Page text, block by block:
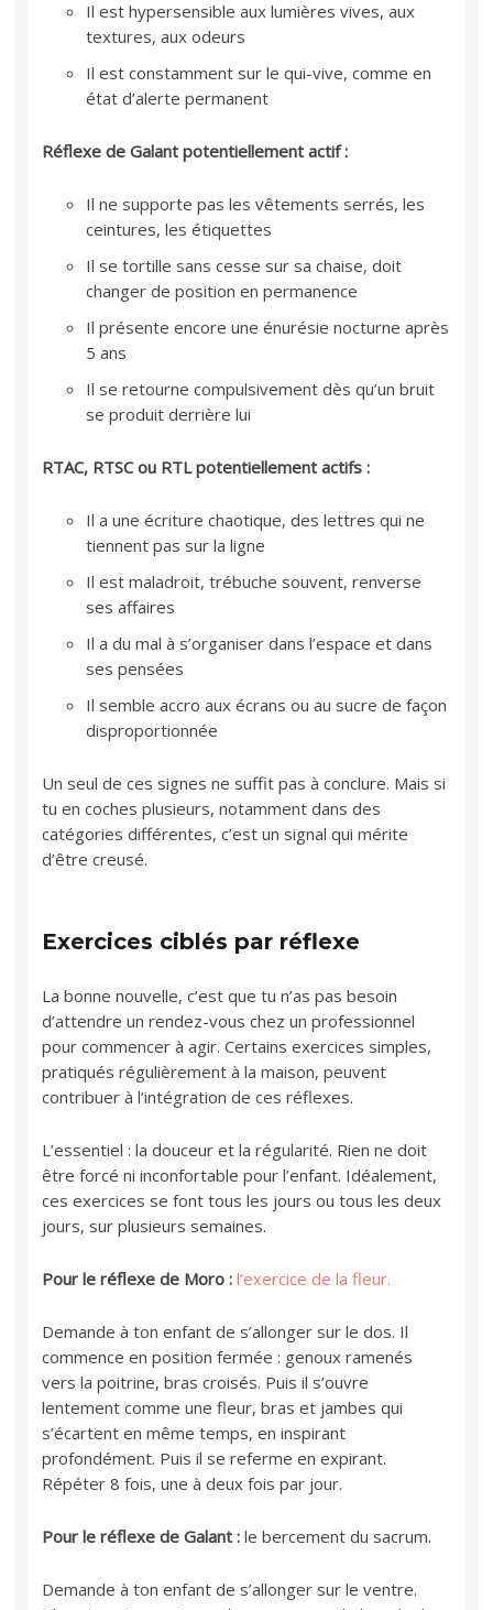
Il est hypersensible aux lumières vives, aux
textures, aux odeurs
Il est constamment sur le qui-vive, comme en
état d’alerte permanent
Réflexe de Galant potentiellement actif :
Il ne supporte pas les vêtements serrés, les
ceintures, les étiquettes
Il se tortille sans cesse sur sa chaise, doit
changer de position en permanence
Il présente encore une énurésie nocturne après
5 ans
Il se retourne compulsivement dès qu’un bruit
se produit derrière lui
RTAC, RTSC ou RTL potentiellement actifs :
Il a une écriture chaotique, des lettres qui ne
tiennent pas sur la ligne
Il est maladroit, trébuche souvent, renverse
ses affaires
Il a du mal à s’organiser dans l’espace et dans
ses pensées
Il semble accro aux écrans ou au sucre de façon
disproportionnée
Un seul de ces signes ne suffit pas à conclure. Mais si
tu en coches plusieurs, notamment dans des
catégories différentes, c’est un signal qui mérite
d’être creusé.
Exercices ciblés par réflexe
La bonne nouvelle, c’est que tu n’as pas besoin
d’attendre un rendez-vous chez un professionnel
pour commencer à agir. Certains exercices simples,
pratiqués régulièrement à la maison, peuvent
contribuer à l’intégration de ces réflexes.
L’essentiel : la douceur et la régularité. Rien ne doit
être forcé ni inconfortable pour l’enfant. Idéalement,
ces exercices se font tous les jours ou tous les deux
jours, sur plusieurs semaines.
Pour le réflexe de Moro : l’exercice de la fleur.
Demande à ton enfant de s’allonger sur le dos. Il
commence en position fermée : genoux ramenés
vers la poitrine, bras croisés. Puis il s’ouvre
lentement comme une fleur, bras et jambes qui
s’écartent en même temps, en inspirant
profondément. Puis il se referme en expirant.
Répéter 8 fois, une à deux fois par jour.
Pour le réflexe de Galant : le bercement du sacrum.
Demande à ton enfant de s’allonger sur le ventre.